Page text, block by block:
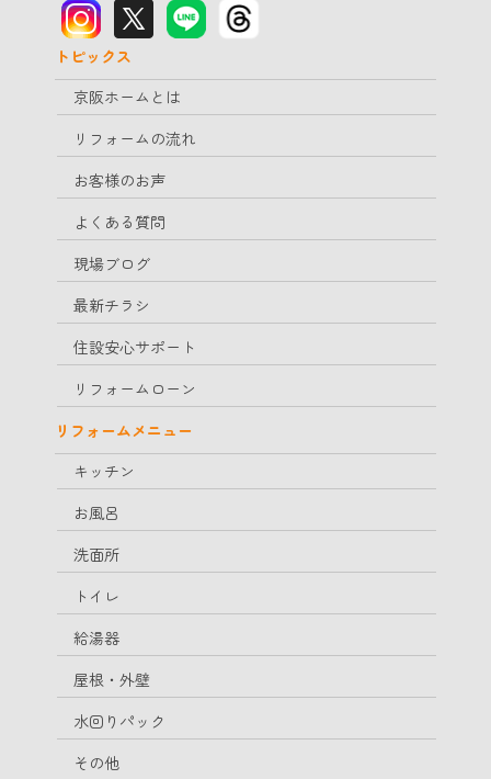
トピックス
京阪ホームとは
リフォームの流れ
お客様のお声
よくある質問
現場ブログ
最新チラシ
住設安心サポート
リフォームローン
リフォームメニュー
キッチン
お風呂
洗面所
トイレ
給湯器
屋根・外壁
水回りパック
その他